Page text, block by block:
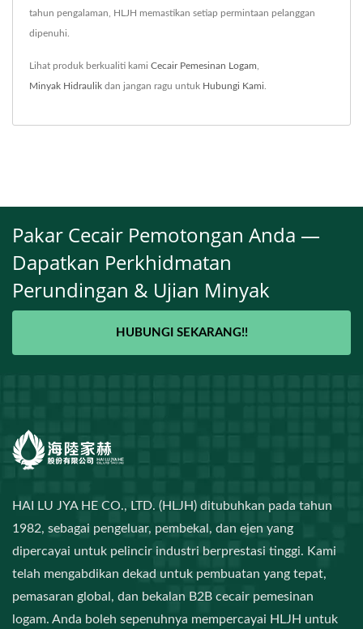
tahun pengalaman, HLJH memastikan setiap permintaan pelanggan
dipenuhi.
Lihat produk berkualiti kami Cecair Pemesinan Logam
Minyak Hidraulik dan jangan ragu untuk Hubungi Kami
Pakar Cecair Pemotongan Anda —
Dapatkan Perkhidmatan
Perundingan & Ujian Minyak
HUBUNGI SEKARANG!!
HAI LU JYA HE CO., LTD. (HLJH) ditubuhkan pada tahun
1982, sebagai pengeluar, pembekal, dan ejen yang
dipercayai untuk pelincir industri berprestasi tinggi. Kami
telah mengabdikan dekad untuk pembuatan yang tepat,
pemasaran global, dan bekalan B2B cecair pemesinan
logam. Anda boleh sepenuhnya mempercayai HLJH untuk